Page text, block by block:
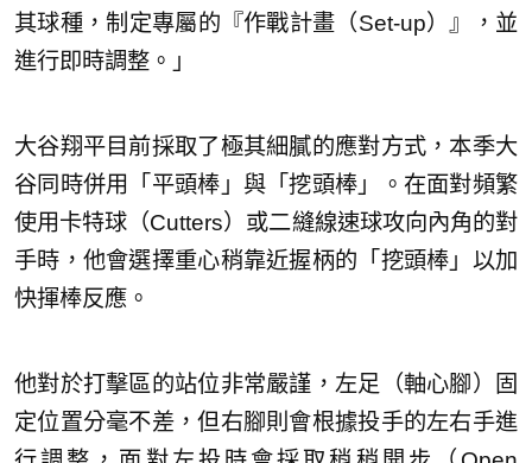
其球種，制定專屬的『作戰計畫（Set-up）』，並
進行即時調整。」
大谷翔平目前採取了極其細膩的應對方式，本季大
谷同時併用「平頭棒」與「挖頭棒」。在面對頻繁
使用卡特球（Cutters）或二縫線速球攻向內角的對
手時，他會選擇重心稍靠近握柄的「挖頭棒」以加
快揮棒反應。
他對於打擊區的站位非常嚴謹，左足（軸心腳）固
定位置分毫不差，但右腳則會根據投手的左右手進